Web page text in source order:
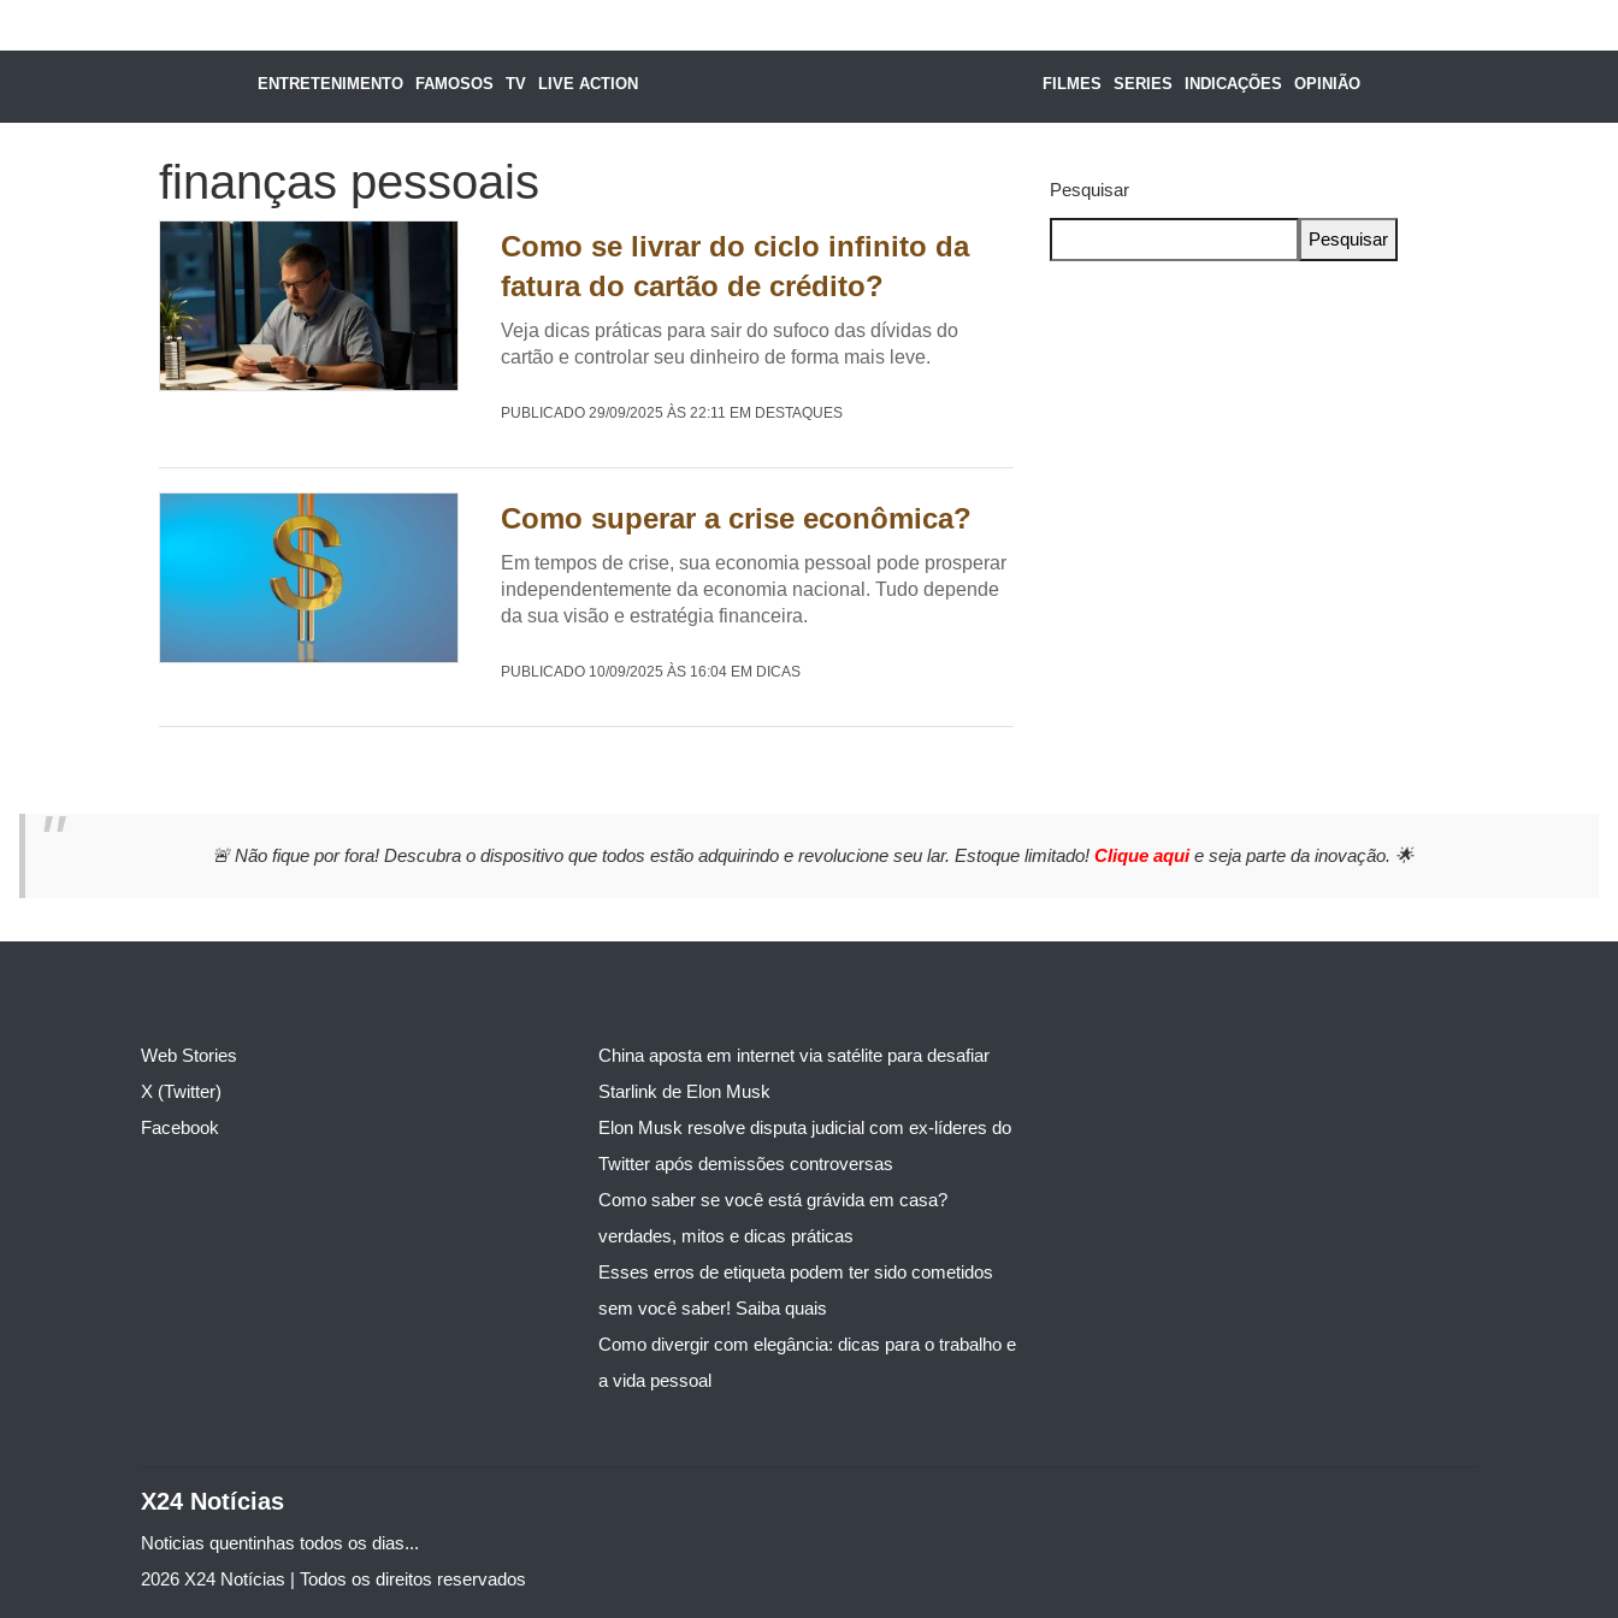
ENTRETENIMENTO FAMOSOS TV LIVE ACTION FILMES SERIES INDICAÇÕES OPINIÃO
finanças pessoais
Como se livrar do ciclo infinito da
fatura do cartão de crédito?
Veja dicas práticas para sair do sufoco das dívidas do
cartão e controlar seu dinheiro de forma mais leve.
PUBLICADO 29/09/2025 ÀS 22:11 EM DESTAQUES
Como superar a crise econômica?
Em tempos de crise, sua economia pessoal pode prosperar
independentemente da economia nacional. Tudo depende
da sua visão e estratégia financeira.
PUBLICADO 10/09/2025 ÀS 16:04 EM DICAS
Pesquisar
Pesquisar
🚨 Não fique por fora! Descubra o dispositivo que todos estão adquirindo e revolucione seu lar. Estoque limitado! Clique aquie seja parte da inovação. 🌟
Web Stories
X (Twitter)
Facebook
China aposta em internet via satélite para desafiar
Starlink de Elon Musk
Elon Musk resolve disputa judicial com ex-líderes do
Twitter após demissões controversas
Como saber se você está grávida em casa?
verdades, mitos e dicas práticas
Esses erros de etiqueta podem ter sido cometidos
sem você saber! Saiba quais
Como divergir com elegância: dicas para o trabalho e
a vida pessoal
X24 Notícias
Noticias quentinhas todos os dias...
2026 X24 Notícias | Todos os direitos reservados